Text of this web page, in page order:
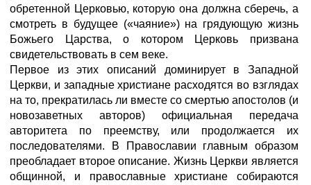
обретенной Церковью, которую она должна сберечь, а
смотреть в будущее («чаяние») на грядующую жизнь
Божьего Царства, о котором Церковь призвана
свидетельствовать в сем веке.
Первое из этих описаний доминирует в Западной
Церкви, и западные христиане расходятся во взглядах
на то, прекратилась ли вместе со смертью апостолов (и
новозаветных авторов) официальная передача
авторитета по преемству, или продолжается их
последователями. В Православии главным образом
преобладает второе описание. Жизнь Церкви является
общинной, и православные христиане собираются